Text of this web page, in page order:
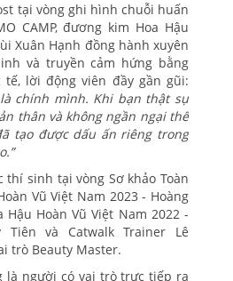
tại vòng ghi hình chuỗi huấn
CAMP, đương kim Hoa Hậu
Xuân Hạnh đồng hành xuyên
và truyền cảm hứng bằng
lời động viên đầy gần gũi:
chính mình. Khi bạn thật sự
thân và không ngần ngại thể
tạo được dấu ấn riêng trong
thí sinh tại vòng Sơ khảo Toàn
Vũ Việt Nam 2023 - Hoàng
Hậu Hoàn Vũ Việt Nam 2022 -
Tiên và Catwalk Trainer Lê
trò Beauty Master.
là người có vai trò trực tiếp ra